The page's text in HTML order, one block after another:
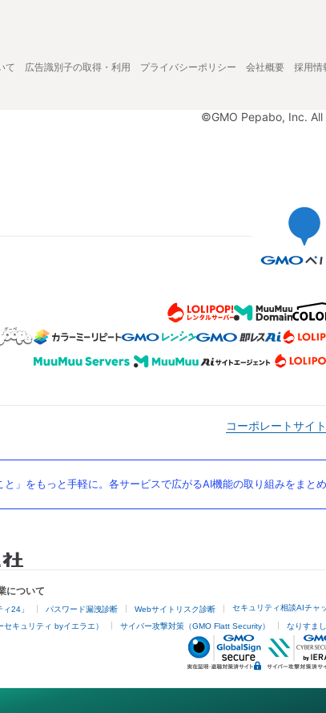
て 広告識別子の取得・利用 プライバシーポリシー 会社概要 採用情
©GMO Pepabo, Inc.
コーポレートサイト
」をもっと手軽に。各サービスで広がるAI機能の取り組みをまとめ
について
24」 パスワード漏洩診断 Webサイトリスク診断 セキュリティ相談AIチャ
キュリティ byイエラエ） サイバー攻撃対策（GMO Flatt Security） なりすま